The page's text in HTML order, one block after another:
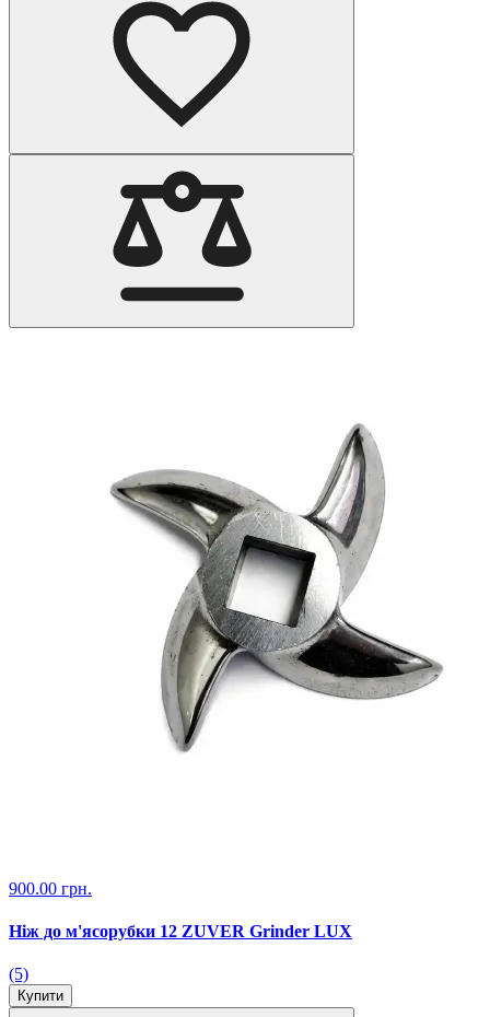
900.00 грн.
Ніж до м'ясорубки 12 ZUVER Grinder LUX
(5)
Купити